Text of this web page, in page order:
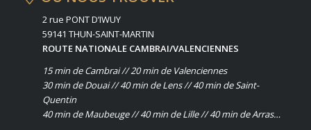
2 rue PONT D’IWUY
59141 THUN-SAINT-MARTIN
ROUTE NATIONALE CAMBRAI/VALENCIENNES
15 min de Cambrai // 20 min de Valenciennes
30 min de Douai // 40 min de Lens // 40 min de Saint-
Quentin
40 min de Maubeuge // 40 min de Lille // 40 min de Arras…